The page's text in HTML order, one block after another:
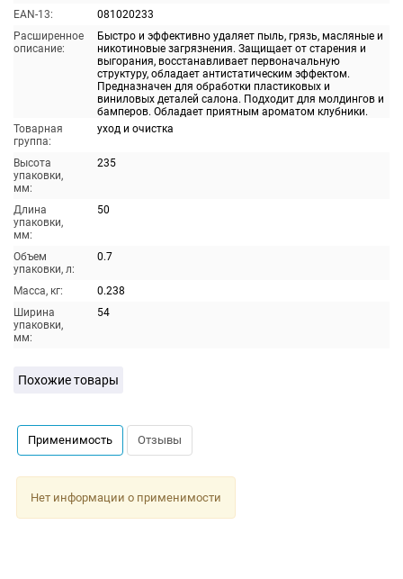
EAN-13:
081020233
Расширенное
описание:
Быстро и эффективно удаляет пыль, грязь, масляные и
никотиновые загрязнения. Защищает от старения и
выгорания, восстанавливает первоначальную
структуру, обладает антистатическим эффектом.
Предназначен для обработки пластиковых и
виниловых деталей салона. Подходит для молдингов и
бамперов. Обладает приятным ароматом клубники.
Товарная
группа:
уход и очистка
Высота
упаковки,
мм:
235
Длина
упаковки,
мм:
50
Объем
упаковки, л:
0.7
Масса, кг:
0.238
Ширина
упаковки,
мм:
54
Похожие товары
Применимость Отзывы
Нет информации о применимости